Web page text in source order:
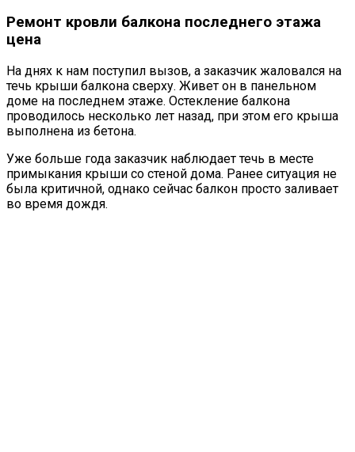
Ремонт кровли балкона последнего этажа
цена
На днях к нам поступил вызов, а заказчик жаловался на
течь крыши балкона сверху. Живет он в панельном
доме на последнем этаже. Остекление балкона
проводилось несколько лет назад, при этом его крыша
выполнена из бетона.
Уже больше года заказчик наблюдает течь в месте
примыкания крыши со стеной дома. Ранее ситуация не
была критичной, однако сейчас балкон просто заливает
во время дождя.